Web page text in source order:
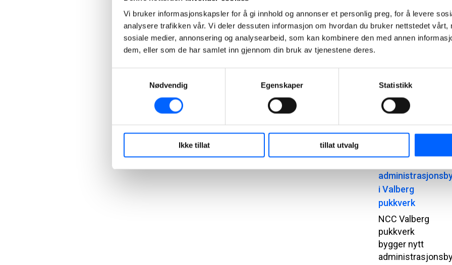
Vi bruker informasjonskapsler for å gi innhold og annonser et personlig preg, for å levere
analysere trafikken vår. Vi deler dessuten informasjon om hvordan du bruker nettstedet vårt,
sosiale medier, annonsering og analysearbeid, som kan kombinere den med annen
dem, eller som de har samlet inn gjennom din bruk av tjenestene deres.
Nødvendig
Egenskaper Statistikk
Ikke tillat tillat utvalg
som
utmerker seg
med
bærekraftig
og estetisk
prefabrikkerte
2026-03-13
i Valberg
pukkverk
NCC Valberg
pukkverk
bygger nytt